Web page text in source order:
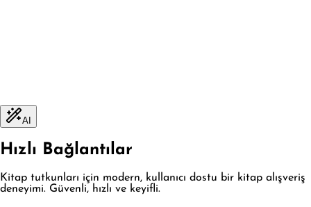
AI
Hızlı Bağlantılar
Kitap tutkunları için modern, kullanıcı dostu bir kitap alışveriş
deneyimi. Güvenli, hızlı ve keyifli.